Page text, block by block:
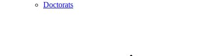
Doctorats